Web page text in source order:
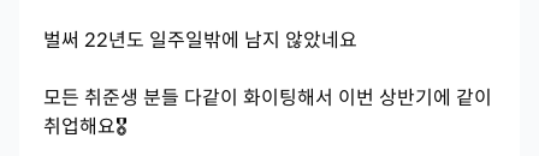
벌써 22년도 일주일밖에 남지 않았네요
모든 취준생 분들 다같이 화이팅해서 이번 상반기에 같이
취업해요🎖️